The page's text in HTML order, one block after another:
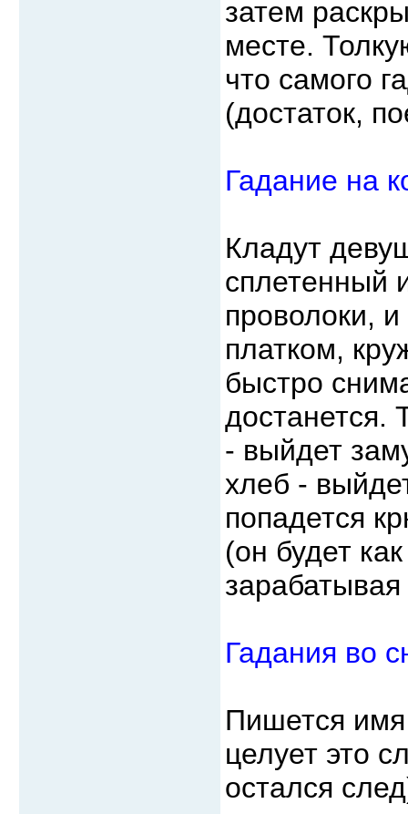
затем
месте.
что самого
(достаток,
Гадание на
Кладут
сплетенный
проволоки,
платком,
быстро
достанется.
- выйдет
хлеб -
попадется
(он будет
Гадания во
Пишется
целует это
остался